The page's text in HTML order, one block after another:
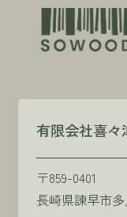
有限会社喜々
〒859-0401
長崎県諫早市多